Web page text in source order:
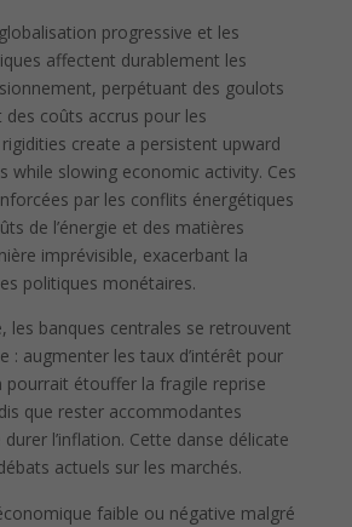
progressive et les
affectent durablement les
perpétuant des goulots
des coûts accrus pour les
create a persistent upward
while slowing economic activity. Ces
par les conflits énergétiques
de l’énergie et des matières
imprévisible, exacerbant la
politiques monétaires.
les banques centrales se retrouvent
: augmenter les taux d’intérêt pour
pourrait étouffer la fragile reprise
que rester accommodantes
l’inflation. Cette danse délicate
actuels sur les marchés.
faible ou négative malgré